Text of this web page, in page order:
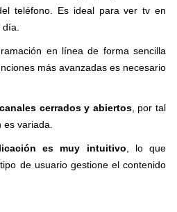
teléfono. Es ideal para ver tv en
en línea de forma sencilla
más avanzadas es necesario
cerrados y abiertos, por tal
variada.
es muy intuitivo , lo que
de usuario gestione el contenido